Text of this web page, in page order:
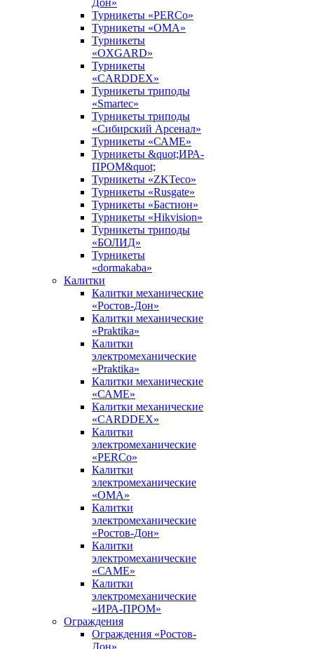
Дон»
Турникеты «PERCo»
Турникеты «ОМА»
Турникеты
«OXGARD»
Турникеты
«CARDDEX»
Турникеты триподы
«Smartec»
Турникеты триподы
«Сибирский Арсенал»
Турникеты «САМЕ»
Турникеты &quot;ИРА-
ПРОМ&quot;
Турникеты «ZKTeco»
Турникеты «Rusgate»
Турникеты «Бастион»
Турникеты «Hikvision»
Турникеты триподы
«БОЛИД»
Турникеты
«dormakaba»
Калитки
Калитки механические
«Ростов-Дон»
Калитки механические
«Praktika»
Калитки
электромеханические
«Praktika»
Калитки механические
«САМЕ»
Калитки механические
«CARDDEX»
Калитки
электромеханические
«PERCo»
Калитки
электромеханические
«ОМА»
Калитки
электромеханические
«Ростов-Дон»
Калитки
электромеханические
«САМЕ»
Калитки
электромеханические
«ИРА-ПРОМ»
Ограждения
Ограждения «Ростов-
Дон»